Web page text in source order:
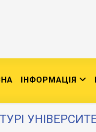
ІНФОРМАЦІЯ